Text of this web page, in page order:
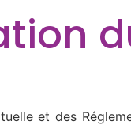
et des